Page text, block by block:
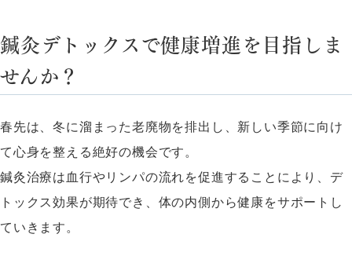
鍼灸デトックスで健康増進を目指しま
せんか？
春先は、冬に溜まった老廃物を排出し、新しい季節に向け
て心身を整える絶好の機会です。
鍼灸治療は血行やリンパの流れを促進することにより、デ
トックス効果が期待でき、体の内側から健康をサポートし
ていきます。